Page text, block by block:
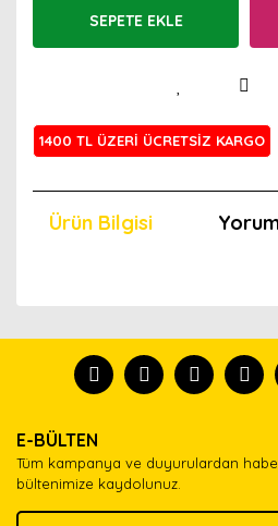
SEPETE EKLE
1400 TL ÜZERİ ÜCRETSİZ KARGO
Ürün Bilgisi
tanısın.
formunu kullanarak tarafımıza
Görüş ve önerileriniz için
Ürün açıklamasında eksik bilgiler
Ürün bilgilerinde hatalar
Ürün fiyatı diğer sitelerden daha
E-BÜLTEN
Tüm kampanya ve duyurulardan
bültenimize kaydolunuz.